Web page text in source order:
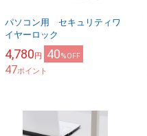
パソコン用 セキュリティワ
イヤーロック
4,780円 40%OFF
47ポイント